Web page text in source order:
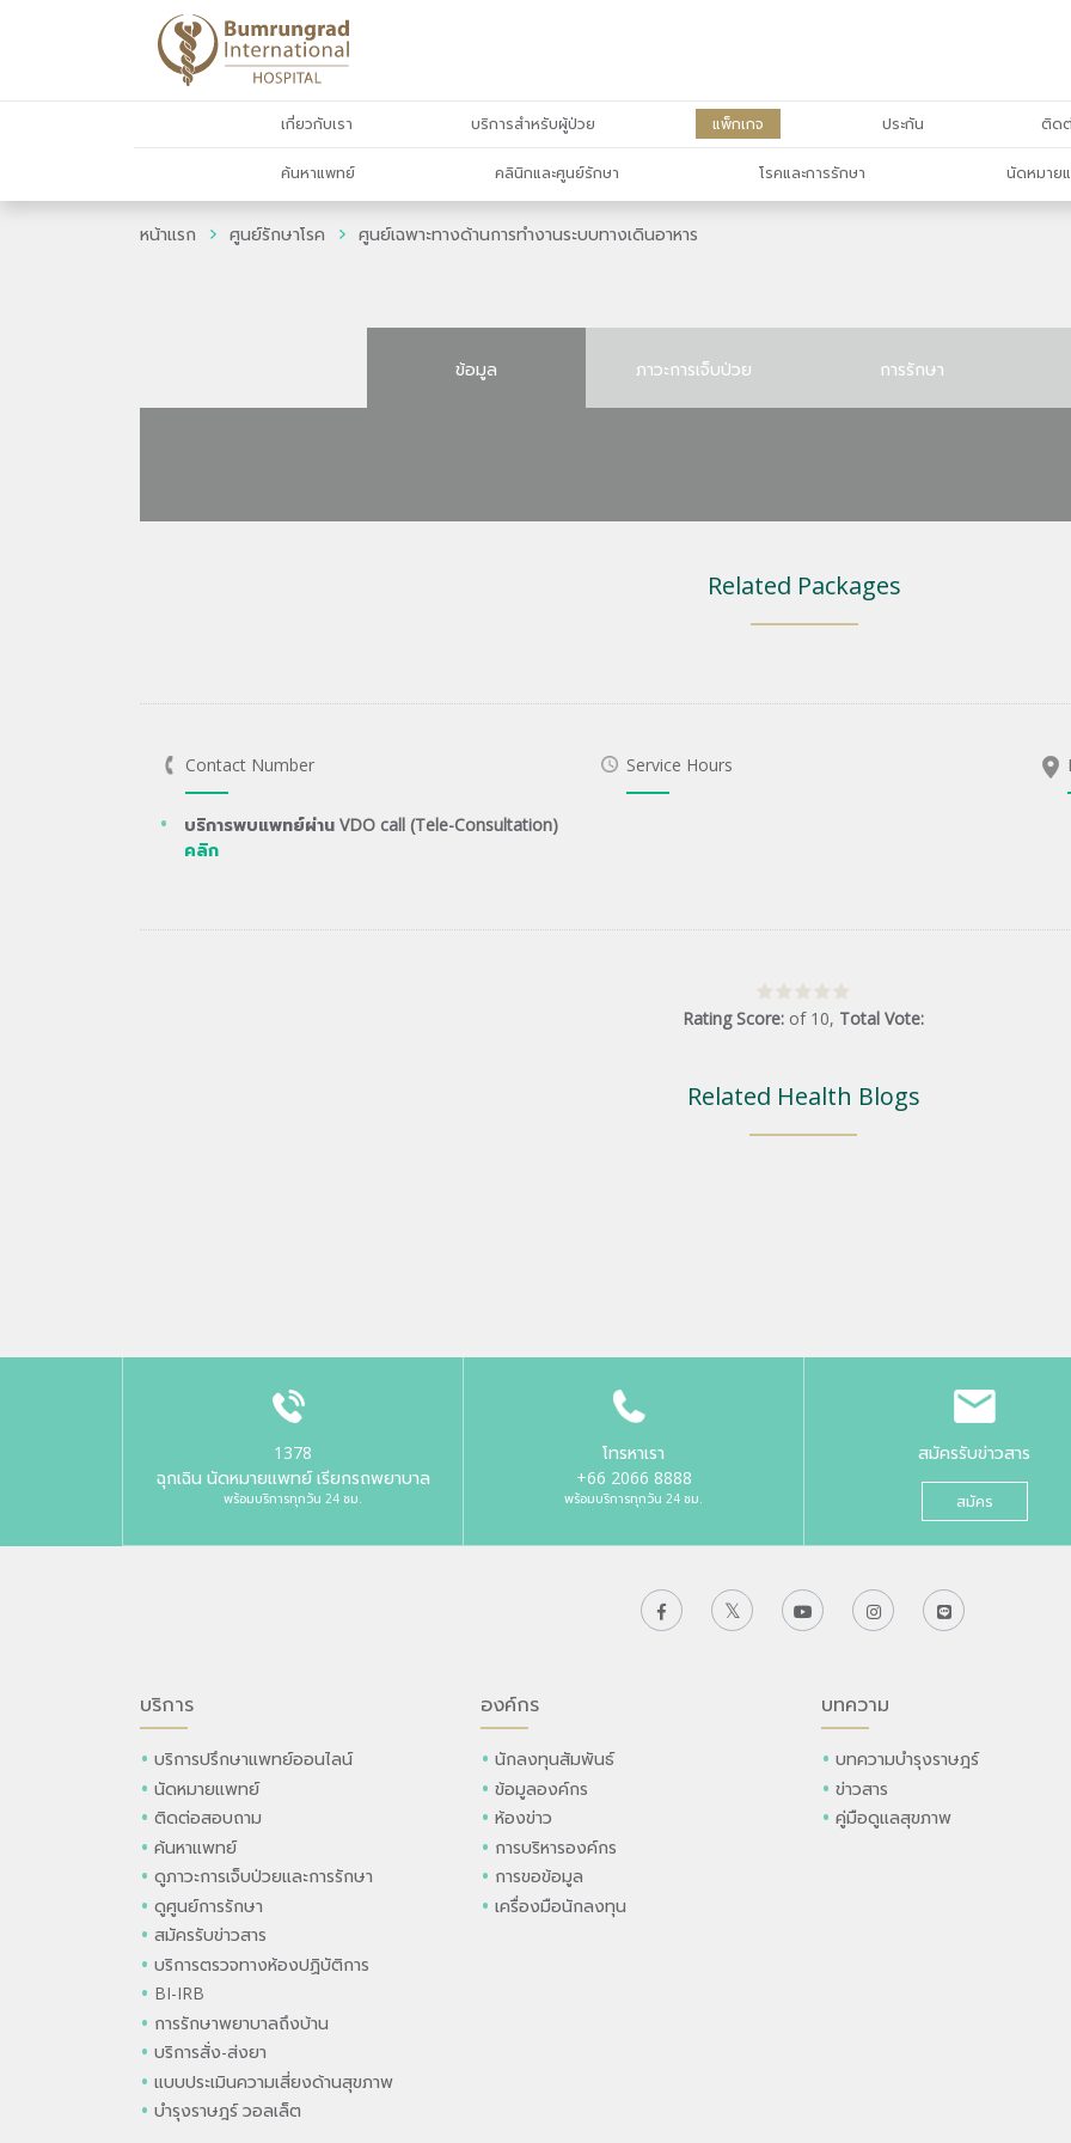
เกี่ยวกับเรา บริการสำหรับผู้ป่วย แพ็กเกจ ประกัน ติดต่
ค้นหาแพทย์ คลินิกและศูนย์รักษา โรคและการรักษา นัดหมาย
หน้าแรก ศูนย์รักษาโรค ศูนย์เฉพาะทางด้านการทำงานระบบทางเดินอาหาร
ข้อมูล ภาวะการเจ็บป่วย การรักษา
Related Packages
Contact Number
บริการพบแพทย์ผ่าน VDO call (Tele-Consultation)
คลิก
Service Hours
Rating Score: of 10, Total Vote:
Related Health Blogs
1378
ฉุกเฉิน นัดหมายแพทย์ เรียกรถพยาบาล
พร้อมบริการทุกวัน 24 ชม.
โทรหาเรา
+66 2066 8888
พร้อมบริการทุกวัน 24 ชม.
สมัครรับข่าวสาร
สมัคร
บริการ
บริการปรึกษาแพทย์ออนไลน์
นัดหมายแพทย์
ติดต่อสอบถาม
ค้นหาแพทย์
ดูภาวะการเจ็บป่วยและการรักษา
ดูศูนย์การรักษา
สมัครรับข่าวสาร
บริการตรวจทางห้องปฏิบัติการ
BI-IRB
การรักษาพยาบาลถึงบ้าน
บริการสั่ง-ส่งยา
แบบประเมินความเสี่ยงด้านสุขภาพ
บำรุงราษฎร์ วอลเล็ต
องค์กร
นักลงทุนสัมพันธ์
ข้อมูลองค์กร
ห้องข่าว
การบริหารองค์กร
การขอข้อมูล
เครื่องมือนักลงทุน
บทความ
บทความบำรุงราษฎร์
ข่าวสาร
คู่มือดูแลสุขภาพ